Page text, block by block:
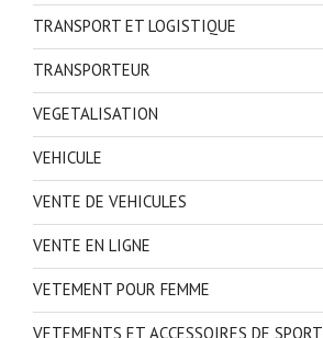
TRANSPORT ET LOGISTIQUE
TRANSPORTEUR
VEGETALISATION
VEHICULE
VENTE DE VEHICULES
VENTE EN LIGNE
VETEMENT POUR FEMME
VETEMENTS ET ACCESSOIRES DE SPORT